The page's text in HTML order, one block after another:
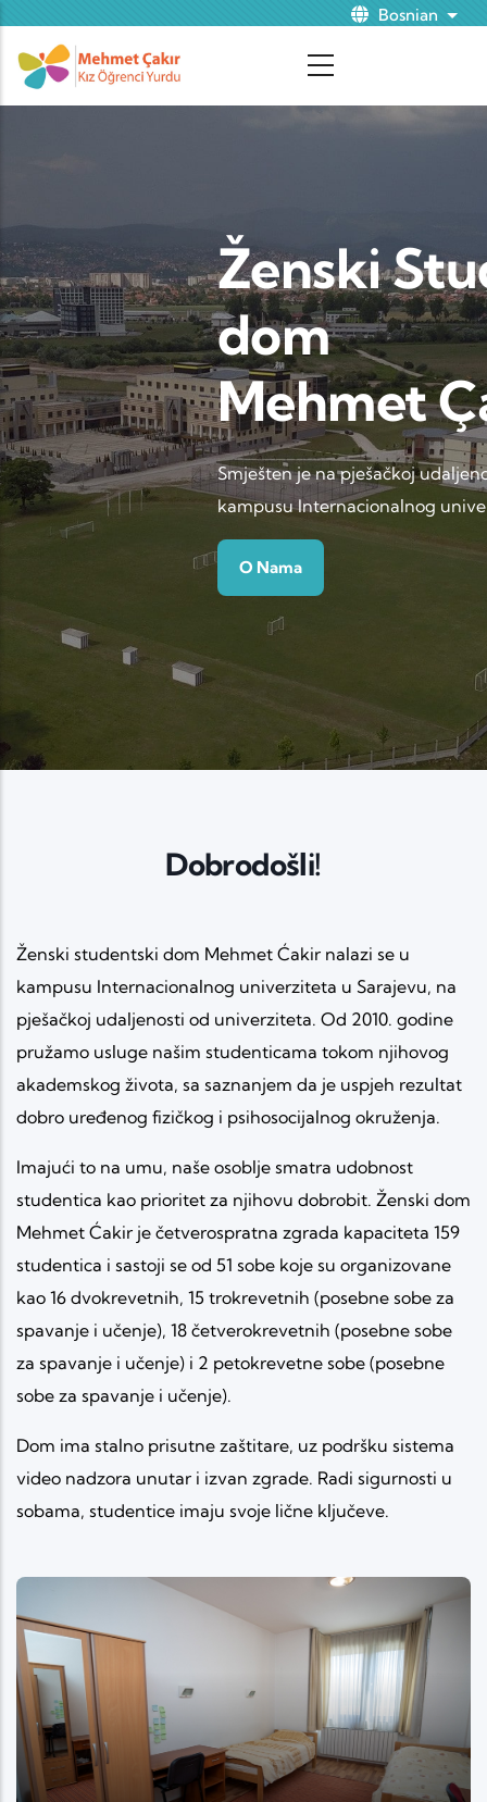
Bosnian List
Ženski
dom
Mehmet
Smješten je na pješačkoj
kampusu Internacionalnog
O Nama
Dobrodošli!
Ženski studentski dom Mehmet Ćakir nalazi se u
kampusu Internacionalnog univerziteta u Sarajevu, na
pješačkoj udaljenosti od univerziteta. Od 2010. godine
pružamo usluge našim studenticama tokom njihovog
akademskog života, sa saznanjem da je uspjeh rezultat
dobro uređenog fizičkog i psihosocijalnog okruženja.
Imajući to na umu, naše osoblje smatra udobnost
studentica kao prioritet za njihovu dobrobit. Ženski dom
Mehmet Ćakir je četverospratna zgrada kapaciteta 159
studentica i sastoji se od 51 sobe koje su organizovane
kao 16 dvokrevetnih, 15 trokrevetnih (posebne sobe za
spavanje i učenje), 18 četverokrevetnih (posebne sobe
za spavanje i učenje) i 2 petokrevetne sobe (posebne
sobe za spavanje i učenje).
Dom ima stalno prisutne zaštitare, uz podršku sistema
video nadzora unutar i izvan zgrade. Radi sigurnosti u
sobama, studentice imaju svoje lične ključeve.